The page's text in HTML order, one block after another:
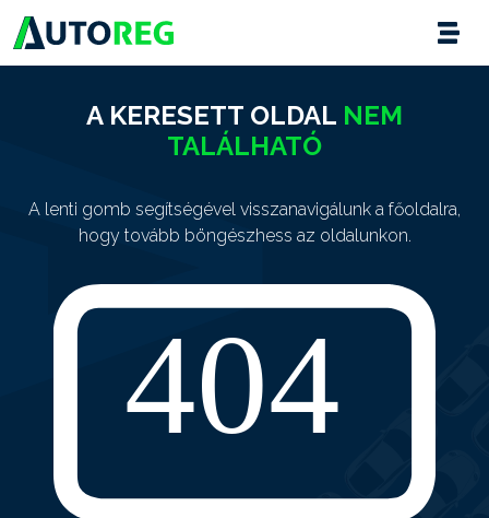
A KERESETT OLDAL NEM
TALÁLHATÓ
A lenti gomb segítségével visszanavigálunk a főoldalra,
hogy tovább böngészhess az oldalunkon.